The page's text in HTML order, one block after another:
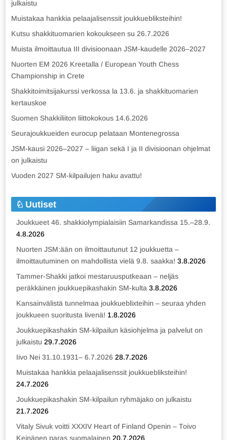
julkaistu
Muistakaa hankkia pelaajalisenssit joukkuebliksteihin!
Kutsu shakkituomarien kokoukseen su 26.7.2026
Muista ilmoittautua III divisioonaan JSM-kaudelle 2026–2027
Nuorten EM 2026 Kreetalla / European Youth Chess
Championship in Crete
Shakkitoimitsijakurssi verkossa la 13.6. ja shakkituomarien
kertauskoe
Suomen Shakkiliiton liittokokous 14.6.2026
Seurajoukkueiden eurocup pelataan Montenegrossa
JSM-kausi 2026–2027 – liigan sekä I ja II divisioonan ohjelmat
on julkaistu
Vuoden 2027 SM-kilpailujen haku avattu!
Uutiset
Joukkueet 46. shakkiolympialaisiin Samarkandissa 15.–28.9.
4.8.2026
Nuorten JSM:ään on ilmoittautunut 12 joukkuetta –
ilmoittautuminen on mahdollista vielä 9.8. saakka! 3.8.2026
Tammer-Shakki jatkoi mestaruusputkeaan – neljäs
peräkkäinen joukkuepikashakin SM-kulta 3.8.2026
Kansainvälistä tunnelmaa joukkueblixteihin – seuraa yhden
joukkueen suoritusta livenä! 1.8.2026
Joukkuepikashakin SM-kilpailun käsiohjelma ja palvelut on
julkaistu 29.7.2026
Iivo Nei 31.10.1931– 6.7.2026 28.7.2026
Muistakaa hankkia pelaajalisenssit joukkuebliksteihin!
24.7.2026
Joukkuepikashakin SM-kilpailun ryhmäjako on julkaistu
21.7.2026
Vitaly Sivuk voitti XXXIV Heart of Finland Openin – Toivo
Keinänen paras suomalainen 20.7.2026